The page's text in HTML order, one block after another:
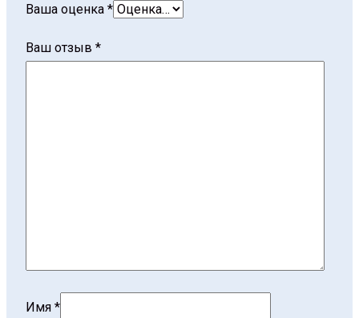
Ваша оценка *
Ваш отзыв *
Имя *